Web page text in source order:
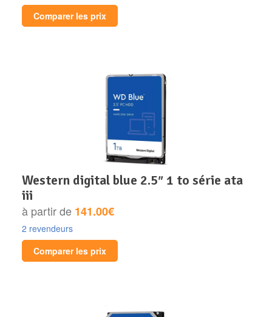
Comparer les prix
western digital blue 2.5″ 1 to série ata
iii
à partir de 141.00€
2 revendeurs
Comparer les prix